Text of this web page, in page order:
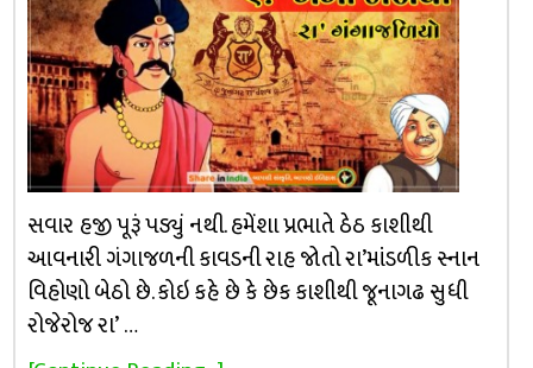
સવાર હજી પૂરૂં પડ્યું નથી. હમેંશા પ્રભાતે ઠેઠ કાશીથી
આવનારી ગંગાજળની કાવડની રાહ જોતો રા’માંડળીક સ્નાન
વિહોણો બેઠો છે. કોઇ કહે છે કે છેક કાશીથી જૂનાગઢ સુધી
રોજેરોજ રા’ …